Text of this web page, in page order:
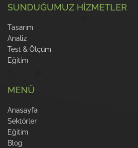
SUNDUĞUMUZ HİZMETLER
Tasarım
Analiz
Test & Ölçüm
Eğitim
MENÜ
Anasayfa
Sektörler
Eğitim
Blog